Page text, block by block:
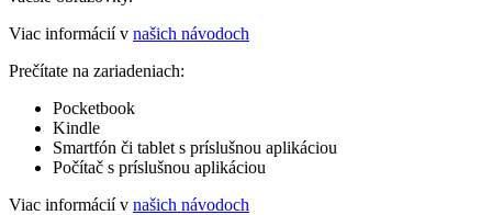
Viac informácií v našich návodoch
Prečítate na zariadeniach:
Pocketbook
Kindle
Smartfón či tablet s príslušnou aplikáciou
Počítač s príslušnou aplikáciou
Viac informácií v našich návodoch